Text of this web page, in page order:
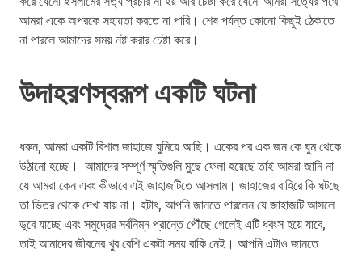
আমরা একে অপরকে সহায়তা করতে না পারি। শেষ পর্যন্ত কোনো কিছুই ঠেকাতে
না পারলে আমাদের সময় নষ্ট করার চেষ্টা করে।
উদাহরণস্বরূপ একটি ঘটনা
ধরুন, আমরা একটি বিশাল জাহাজে ঘুমিয়ে আছি। একের পর এক জন কে ঘুম থেকে
উঠানো হচ্ছে। আমাদের সম্পূর্ণ স্মৃতিগুলি মুছে ফেলা হয়েছে তাই আমরা জানি না
যে আমরা কেন এবং কীভাবে এই জাহাজটিতে আসলাম। জাহাজের বাহিরে কি ঘটছে
তা ভিতর থেকে দেখা যায় না। হটাৎ, আপনি জানতে পারলেন যে জাহাজটি আসলে
ডুবে যাচ্ছে এবং সমুদ্রের সর্বনিম্ন প্রান্তে পৌঁছে গেলেই এটি ধ্বংস হয়ে যাবে,
তাই আমাদের জীবনের খুব বেশি একটা সময় বাকি নেই। আপনি এটাও জানতে